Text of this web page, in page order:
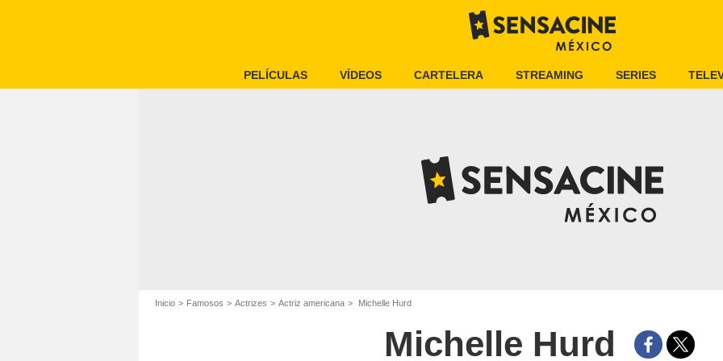
PELÍCULAS VÍDEOS CARTELERA STREAMING SERIES
Inicio Famosos Actrizes Actriz americana Michelle Hurd
Michelle Hurd